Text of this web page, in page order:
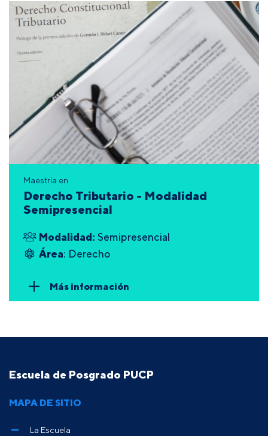
Maestría en
Derecho Tributario - Modalidad
Semipresencial
Modalidad: Semipresencial
Área: Derecho
Más información
Escuela de Posgrado PUCP
MAPA DE SITIO
La Escuela